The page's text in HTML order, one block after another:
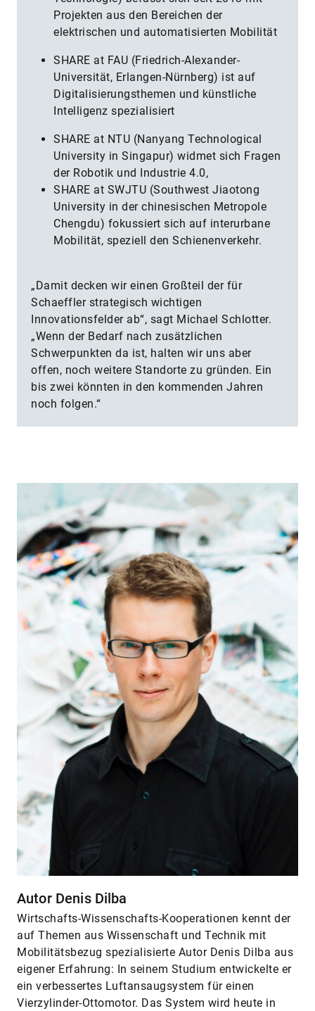
Projekten aus den Bereichen der
elektrischen und automatisierten Mobilität
SHARE at FAU (Friedrich-Alexander-
Universität, Erlangen-Nürnberg) ist auf
Digitalisierungsthemen und künstliche
Intelligenz spezialisiert
SHARE at NTU (Nanyang Technological
University in Singapur) widmet sich Fragen
der Robotik und Industrie 4.0,
SHARE at SWJTU (Southwest Jiaotong
University in der chinesischen Metropole
Chengdu) fokussiert sich auf interurbane
Mobilität, speziell den Schienenverkehr.
„Damit decken wir einen Großteil der für
Schaeffler strategisch wichtigen
Innovationsfelder ab“, sagt Michael Schlotter.
„Wenn der Bedarf nach zusätzlichen
Schwerpunkten da ist, halten wir uns aber
offen, noch weitere Standorte zu gründen. Ein
bis zwei könnten in den kommenden Jahren
noch folgen.“
Autor Denis Dilba
Wirtschafts-Wissenschafts-Kooperationen kennt der
auf Themen aus Wissenschaft und Technik mit
Mobilitätsbezug spezialisierte Autor Denis Dilba aus
eigener Erfahrung: In seinem Studium entwickelte er
ein verbessertes Luftansaugsystem für einen
Vierzylinder-Ottomotor. Das System wird heute in